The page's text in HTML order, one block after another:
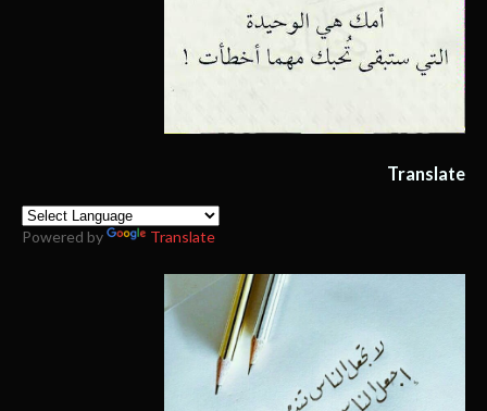
Translate
Powered by Translate